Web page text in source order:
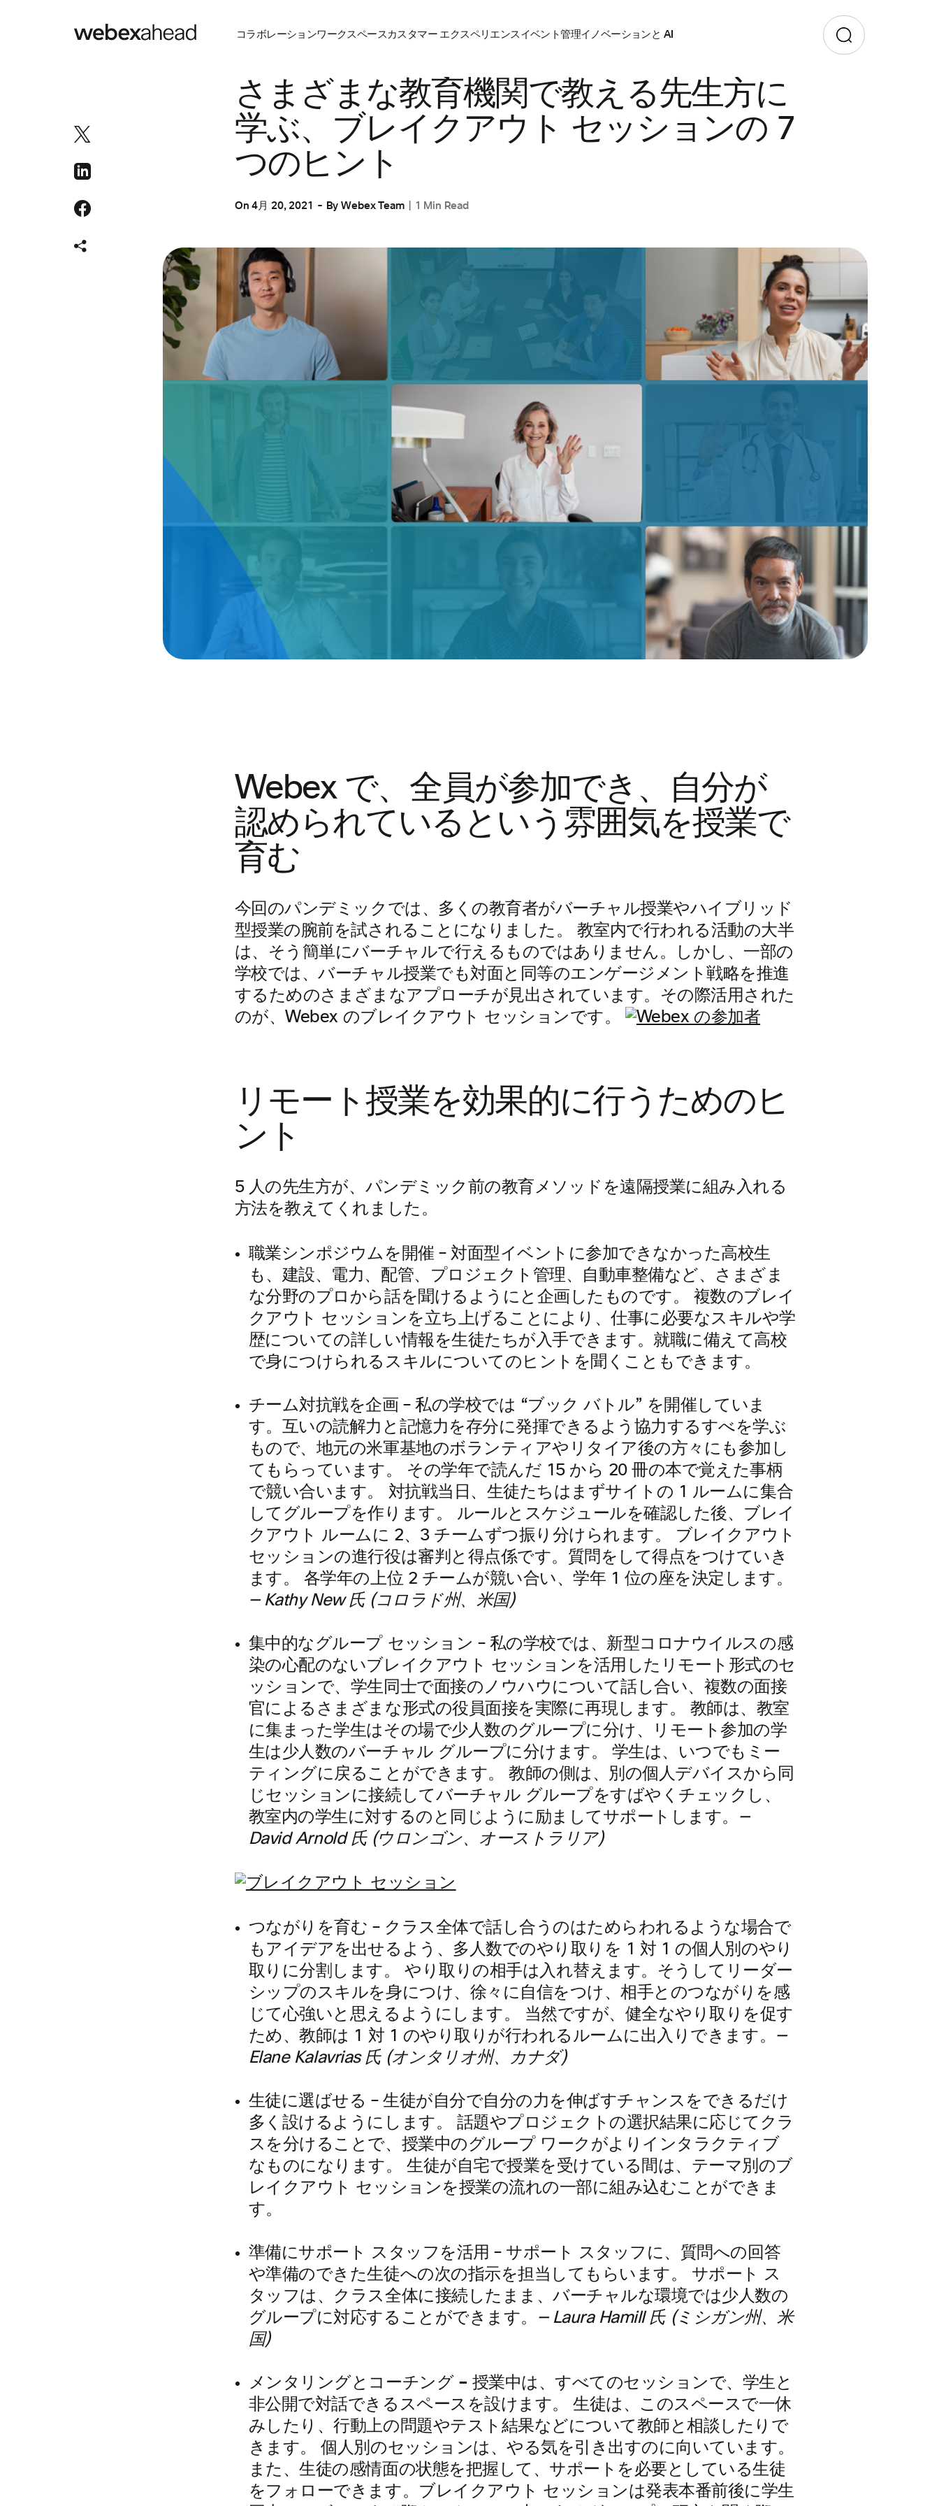
コラボレーションワークスペースカスタマー エクスペリエンスイベント管理イノベーションと AI
さまざまな教育機関で教える先生方に
学ぶ、ブレイクアウト セッションの 7
つのヒント
On4月 20, 2021 ByWebex Team 1 Min Read
Webex で、全員が参加でき、自分が
認められているという雰囲気を授業で
育む
今回のパンデミックでは、多くの教育者がバーチャル授業やハイブリッド
型授業の腕前を試されることになりました。 教室内で行われる活動の大半
は、そう簡単にバーチャルで行えるものではありません。しかし、一部の
学校では、バーチャル授業でも対面と同等のエンゲージメント戦略を推進
するためのさまざまなアプローチが見出されています。その際活用された
のが、Webex のブレイクアウト セッションです。
リモート授業を効果的に行うためのヒ
ント
5 人の先生方が、パンデミック前の教育メソッドを遠隔授業に組み入れる
方法を教えてくれました。
職業シンポジウムを開催 – 対面型イベントに参加できなかった高校生
も、建設、電力、配管、プロジェクト管理、自動車整備など、さまざま
な分野のプロから話を聞けるようにと企画したものです。 複数のブレイ
クアウト セッションを立ち上げることにより、仕事に必要なスキルや学
歴についての詳しい情報を生徒たちが入手できます。就職に備えて高校
で身につけられるスキルについてのヒントを聞くこともできます。
チーム対抗戦を企画 – 私の学校では “ブック バトル” を開催していま
す。互いの読解力と記憶力を存分に発揮できるよう協力するすべを学ぶ
もので、地元の米軍基地のボランティアやリタイア後の方々にも参加し
てもらっています。 その学年で読んだ 15 から 20 冊の本で覚えた事柄
で競い合います。 対抗戦当日、生徒たちはまずサイトの 1 ルームに集合
してグループを作ります。 ルールとスケジュールを確認した後、ブレイ
クアウト ルームに 2、3 チームずつ振り分けられます。 ブレイクアウト
セッションの進行役は審判と得点係です。質問をして得点をつけていき
ます。 各学年の上位 2 チームが競い合い、学年 1 位の座を決定します。
— Kathy New 氏 (コロラド州、米国)
集中的なグループ セッション – 私の学校では、新型コロナウイルスの感
染の心配のないブレイクアウト セッションを活用したリモート形式のセ
ッションで、学生同士で面接のノウハウについて話し合い、複数の面接
官によるさまざまな形式の役員面接を実際に再現します。 教師は、教室
に集まった学生はその場で少人数のグループに分け、リモート参加の学
生は少人数のバーチャル グループに分けます。 学生は、いつでもミー
ティングに戻ることができます。 教師の側は、別の個人デバイスから同
じセッションに接続してバーチャル グループをすばやくチェックし、
教室内の学生に対するのと同じように励ましてサポートします。 —
David Arnold 氏 (ウロンゴン、オーストラリア)
つながりを育む – クラス全体で話し合うのはためらわれるような場合で
もアイデアを出せるよう、多人数でのやり取りを 1 対 1 の個人別のやり
取りに分割します。 やり取りの相手は入れ替えます。そうしてリーダー
シップのスキルを身につけ、徐々に自信をつけ、相手とのつながりを感
じて心強いと思えるようにします。 当然ですが、健全なやり取りを促す
ため、教師は 1 対 1 のやり取りが行われるルームに出入りできます。 —
Elane Kalavrias 氏 (オンタリオ州、カナダ)
生徒に選ばせる – 生徒が自分で自分の力を伸ばすチャンスをできるだけ
多く設けるようにします。 話題やプロジェクトの選択結果に応じてクラ
スを分けることで、授業中のグループ ワークがよりインタラクティブ
なものになります。 生徒が自宅で授業を受けている間は、テーマ別のブ
レイクアウト セッションを授業の流れの一部に組み込むことができま
す。
準備にサポート スタッフを活用 – サポート スタッフに、質問への回答
や準備のできた生徒への次の指示を担当してもらいます。 サポート ス
タッフは、クラス全体に接続したまま、バーチャルな環境では少人数の
グループに対応することができます。 — Laura Hamill 氏 (ミシガン州、米
国)
メンタリングとコーチング – 授業中は、すべてのセッションで、学生と
非公開で対話できるスペースを設けます。 生徒は、このスペースで一休
みしたり、行動上の問題やテスト結果などについて教師と相談したりで
きます。 個人別のセッションは、やる気を引き出すのに向いています。
また、生徒の感情面の状態を把握して、サポートを必要としている生徒
をフォローできます。ブレイクアウト セッションは発表本番前後に学生